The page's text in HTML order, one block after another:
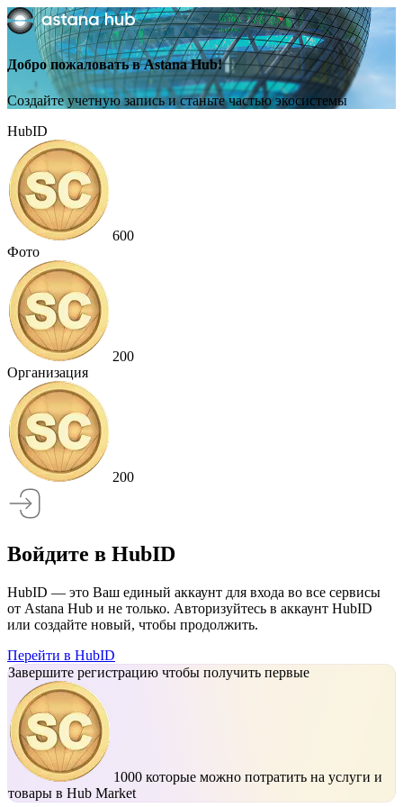
Добро пожаловать в Astana Hub!
Создайте учетную запись и станьте частью экосистемы
HubID
600
Фото
200
Организация
200
Войдите в HubID
HubID — это Ваш единый аккаунт для входа во все сервисы
от Astana Hub и не только. Авторизуйтесь в аккаунт HubID
или создайте новый, чтобы продолжить.
Перейти в HubID
Завершите регистрацию чтобы получить первые
1000 которые можно потратить на услуги и
товары в Hub Market